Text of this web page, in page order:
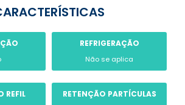
REFRIGERAÇÃO
Não se aplica
REFIL RETENÇÃO PARTÍCULAS